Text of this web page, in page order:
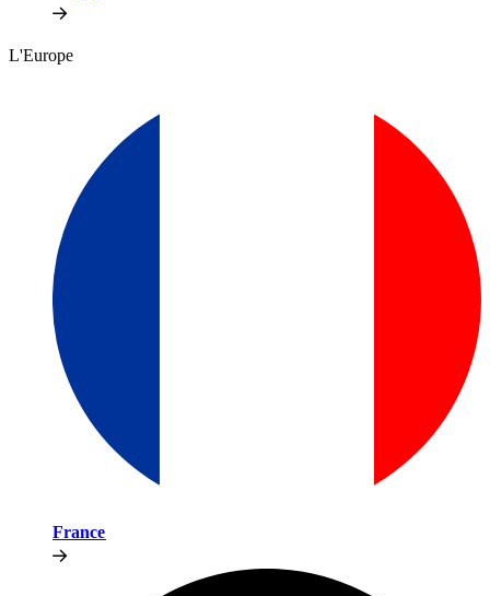
L'Europe​​
France​​